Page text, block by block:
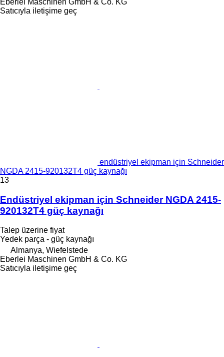
Eberlei Maschinen GmbH & Co. KG
Satıcıyla iletişime geç
endüstriyel ekipman için Schneider
NGDA 2415-920132T4 güç kaynağı
13
Endüstriyel ekipman için Schneider NGDA 2415-
920132T4 güç kaynağı
Talep üzerine fiyat
Yedek parça - güç kaynağı
Almanya, Wiefelstede
Eberlei Maschinen GmbH & Co. KG
Satıcıyla iletişime geç